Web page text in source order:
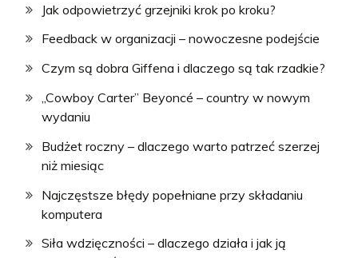
Jak odpowietrzyć grzejniki krok po kroku?
Feedback w organizacji – nowoczesne podejście
Czym są dobra Giffena i dlaczego są tak rzadkie?
„Cowboy Carter” Beyoncé – country w nowym
wydaniu
Budżet roczny – dlaczego warto patrzeć szerzej
niż miesiąc
Najczęstsze błędy popełniane przy składaniu
komputera
Siła wdzięczności – dlaczego działa i jak ją